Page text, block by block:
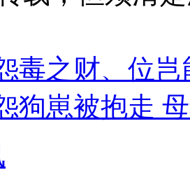
毒之财、位岂
狗崽被抱走